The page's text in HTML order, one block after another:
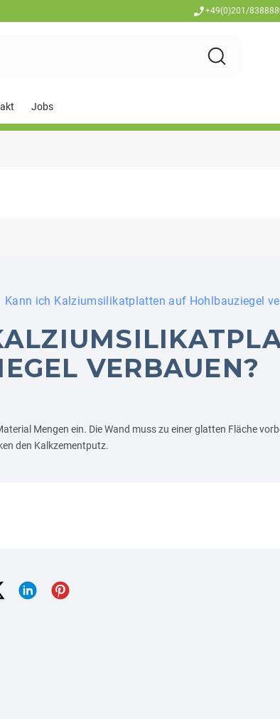
+49(0)201/
Jobs
Kann ich Kalziumsilikatplatten auf Hohlbauziegel
VERBAUEN?
Mengen ein. Die Wand muss zu einer glatten Fläche
den Kalkzementputz.